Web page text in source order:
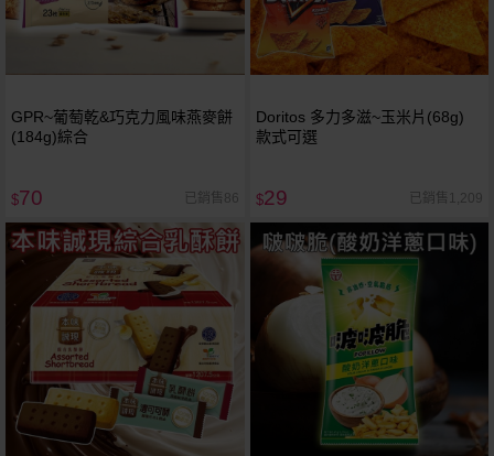
GPR~葡萄乾&巧克力風味燕麥餅
(184g)綜合
$70 已銷售86
Doritos 多力多滋~玉米片(68g)
款式可選
$29 已銷售1,209